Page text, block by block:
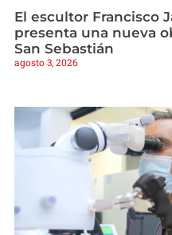
El escultor Francisco
presenta una nueva
San Sebastián
agosto 3, 2026